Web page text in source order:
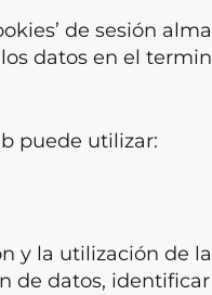
de sesión
datos en el
puede utilizar:
y la utilización de
de datos, identificar